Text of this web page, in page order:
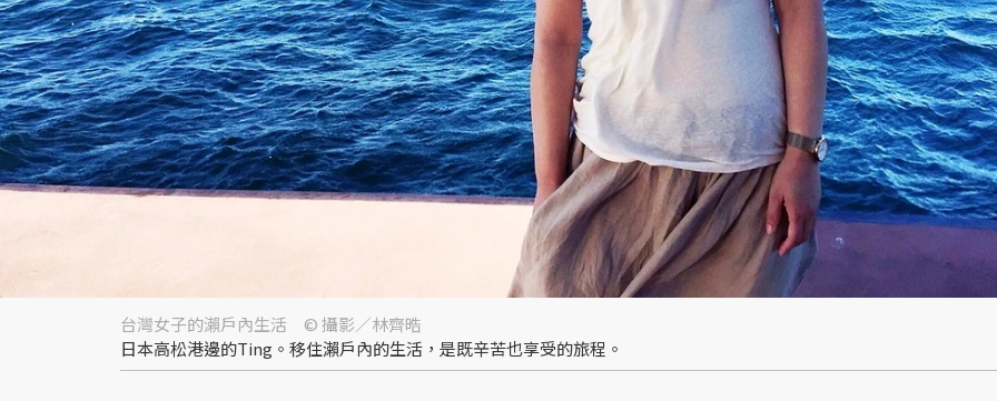
台灣女子的瀨戶內生活 © 攝影／林齊晧
日本高松港邊的Ting。移住瀨戶內的生活，是既辛苦也享受的旅程。